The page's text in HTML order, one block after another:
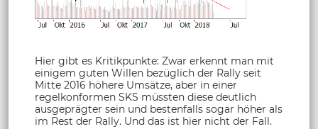
Hier gibt es Kritikpunkte: Zwar erkennt man mit
einigem guten Willen bezüglich der Rally seit
Mitte 2016 höhere Umsätze, aber in einer
regelkonformen SKS müssten diese deutlich
ausgeprägter sein und bestenfalls sogar höher als
im Rest der Rally. Und das ist hier nicht der Fall.